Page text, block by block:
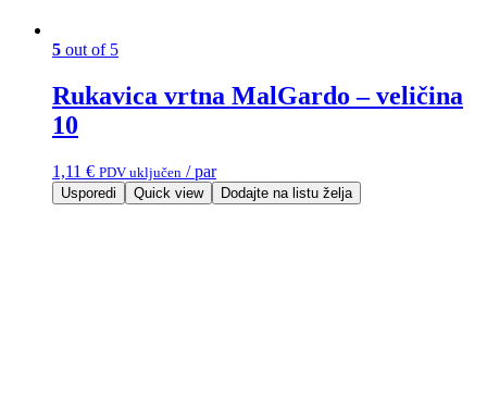
5 out of 5
Rukavica vrtna MalGardo – veličina
10
1,11 € PDV uključen / par
Usporedi Quick view Dodajte na listu želja